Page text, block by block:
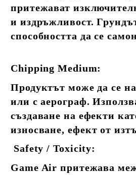
притежават
и издръжливост.
способността да се
Chipping Medium:
Продуктът може да се
или с аерограф.
създаване на ефекти
износване, ефект от
Safety / Toxicity:
Game Air притежава